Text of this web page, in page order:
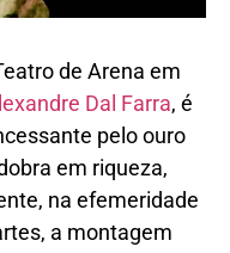
de Arena em
Dal Farra, é
pelo ouro
em riqueza,
na efemeridade
a montagem